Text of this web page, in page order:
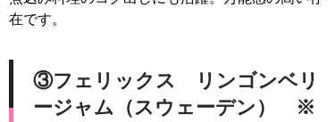
在です。
③フェリックス リンゴンベリ
ージャム（スウェーデン） ※